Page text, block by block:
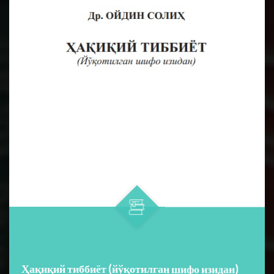
Ҳақиқий тиббиёт (йўқотилган шифо изидан)